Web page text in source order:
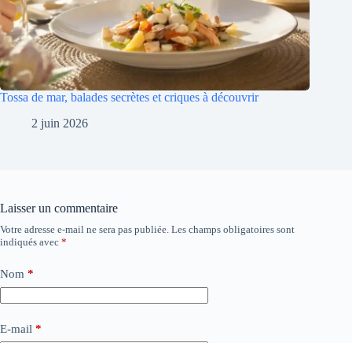
Tossa de mar, balades secrètes et criques à découvrir
2 juin 2026
Laisser un commentaire
Votre adresse e-mail ne sera pas publiée. Les champs obligatoires sont
indiqués avec *
Nom *
E-mail *